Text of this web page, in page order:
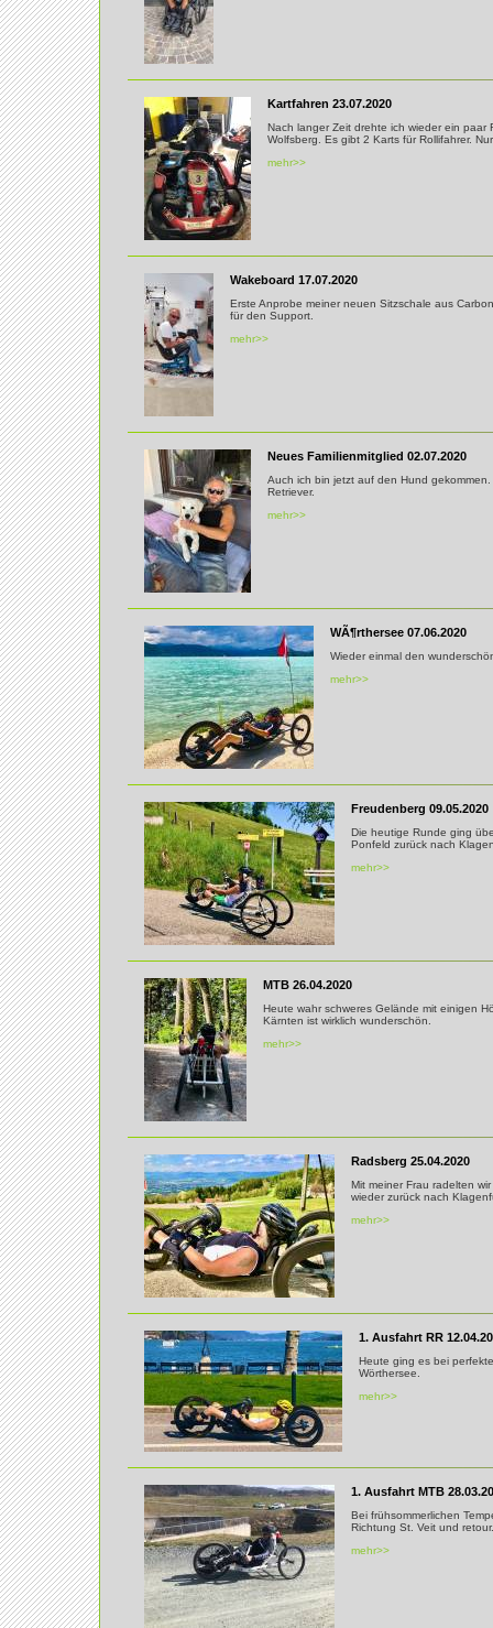
Kartfahren 23.07.2020
Nach langer Zeit drehte ich wieder ein paar
Wolfsberg. Es gibt 2 Karts für Rollifahrer.
mehr>>
Wakeboard 17.07.2020
Erste Anprobe meiner neuen Sitzschale aus
für den Support.
mehr>>
Neues Familienmitglied 02.07.2020
Auch ich bin jetzt auf den Hund
Retriever.
mehr>>
WÃ¶rthersee 07.06.2020
Wieder einmal den
mehr>>
Freudenberg 09.05.2020
Die heutige Runde ging
Ponfeld zurück nach
mehr>>
MTB 26.04.2020
Heute wahr schweres Gelände mit einigen
Kärnten ist wirklich wunderschön.
mehr>>
Radsberg 25.04.2020
Mit meiner Frau radelten
wieder zurück nach
mehr>>
1. Ausfahrt RR
Heute ging es bei
Wörthersee.
mehr>>
1. Ausfahrt MTB
Bei frühsommerlichen
Richtung St. Veit und retour.
mehr>>